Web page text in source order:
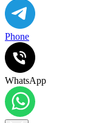
Phone
WhatsApp